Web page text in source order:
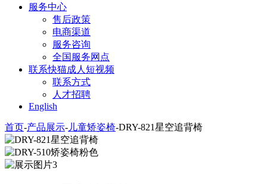
服务中心
售后政策
电商渠道
服务咨询
全国服务网点
联系快猫成人短视频
联系方式
人才招聘
English
首页-产品展示- 儿童矫姿椅-DRY-821星空追背椅